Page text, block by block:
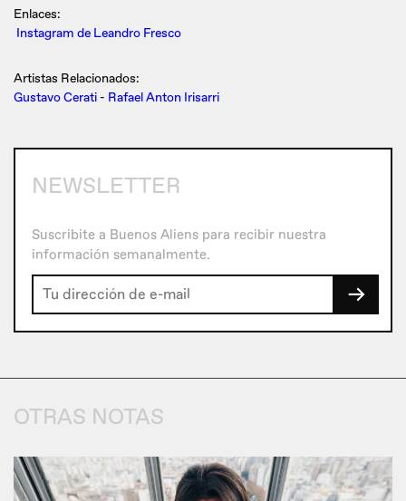
Enlaces:
Instagram de Leandro Fresco
Artistas Relacionados:
Gustavo Cerati - Rafael Anton Irisarri
NEWSLETTER
Suscribite a Buenos Aliens para recibir nuestra
información semanalmente.
→
OTRAS NOTAS